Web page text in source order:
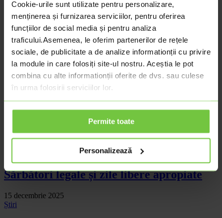
Cookie-urile sunt utilizate pentru personalizare,
menținerea și furnizarea serviciilor, pentru oferirea
funcțiilor de social media și pentru analiza
traficului. Asemenea, le oferim partenerilor de rețele
sociale, de publicitate a de analize informationții cu privire
la module in care folosiți site-ul nostru. Aceștia le pot
combina cu alte informationții oferite de dvs. sau culese
în urma folosirii serviciilor lor.
Permite toate
Personalizează
26 iunie 2026
Sărbători legale și zile nelucrătoare în
perioada următoare
13 mai 2026
Știri
economia s-a contractat, iar prețurile
continuă să crească
Sărbători legale și zile libere apropiate
15 decembrie 2025
Știri